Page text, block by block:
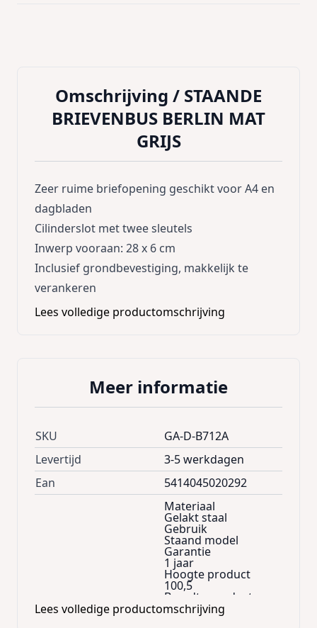
Omschrijving / STAANDE
BRIEVENBUS BERLIN MAT
GRIJS
Zeer ruime briefopening geschikt voor A4 en
dagbladen
Cilinderslot met twee sleutels
Inwerp vooraan: 28 x 6 cm
Inclusief grondbevestiging, makkelijk te
verankeren
Lees volledige productomschrijving
Meer informatie
SKU
GA-D-B712A
Levertijd
3-5 werkdagen
Ean
5414045020292
Materiaal
Gelakt staal
Gebruik
Staand model
Garantie
1 jaar
Hoogte product
100,5
Breedte product
38,6
Diepte product
Lees volledige productomschrijving